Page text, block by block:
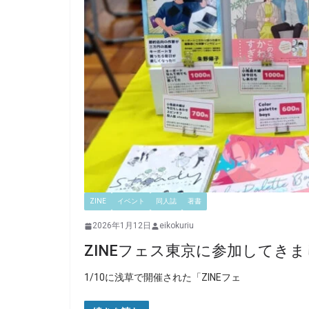
ZINE イベント 同人誌 著書
2026年1月12日 eikokuriu
ZINEフェス東京に参加してき
1/10に浅草で開催された「ZINEフェ